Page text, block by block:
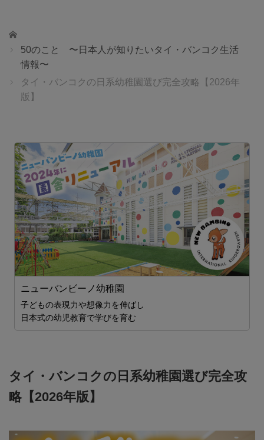
ホーム
50のこと 〜日本人が知りたいタイ・バンコク生活
情報〜
タイ・バンコクの日系幼稚園選び完全攻略【2026年
版】
ニューバンビーノ幼稚園
子どもの表現力や想像力を伸ばし
日本式の幼児教育で学びを育む
タイ・バンコクの日系幼稚園選び完全攻
略【2026年版】